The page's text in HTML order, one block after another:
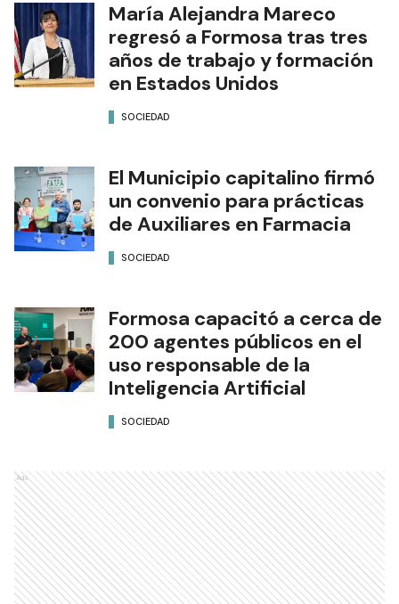
María Alejandra Mareco
regresó a Formosa tras tres
años de trabajo y formación
en Estados Unidos
SOCIEDAD
El Municipio capitalino firmó
un convenio para prácticas
de Auxiliares en Farmacia
SOCIEDAD
Formosa capacitó a cerca de
200 agentes públicos en el
uso responsable de la
Inteligencia Artificial
SOCIEDAD
Ads